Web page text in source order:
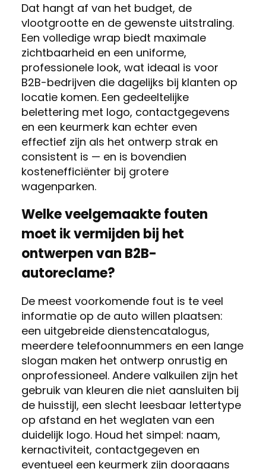
Dat hangt af van het budget, de
vlootgrootte en de gewenste uitstraling.
Een volledige wrap biedt maximale
zichtbaarheid en een uniforme,
professionele look, wat ideaal is voor
B2B-bedrijven die dagelijks bij klanten op
locatie komen. Een gedeeltelijke
belettering met logo, contactgegevens
en een keurmerk kan echter even
effectief zijn als het ontwerp strak en
consistent is — en is bovendien
kostenefficiënter bij grotere
wagenparken.
Welke veelgemaakte fouten
moet ik vermijden bij het
ontwerpen van B2B-
autoreclame?
De meest voorkomende fout is te veel
informatie op de auto willen plaatsen:
een uitgebreide dienstencatalogus,
meerdere telefoonnummers en een lange
slogan maken het ontwerp onrustig en
onprofessioneel. Andere valkuilen zijn het
gebruik van kleuren die niet aansluiten bij
de huisstijl, een slecht leesbaar lettertype
op afstand en het weglaten van een
duidelijk logo. Houd het simpel: naam,
kernactiviteit, contactgegeven en
eventueel een keurmerk zijn doorgaans